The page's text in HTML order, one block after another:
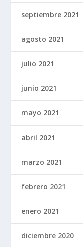
septiembre 2021
agosto 2021
julio 2021
junio 2021
mayo 2021
abril 2021
marzo 2021
febrero 2021
enero 2021
diciembre 2020